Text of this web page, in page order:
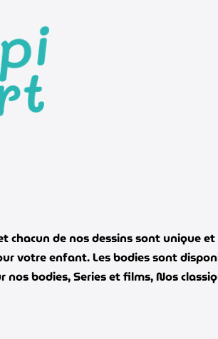
de nos dessins sont unique
votre enfant. Les bodies sont
bodies, Series et films, Nos